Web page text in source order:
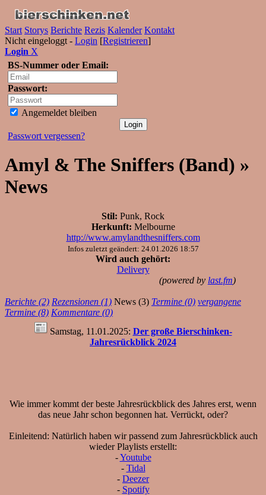
Start Storys Berichte Rezis Kalender Kontakt
Nicht eingeloggt - Login [Registrieren]
Login X
BS-Nummer oder Email:
Passwort:
Angemeldet bleiben
Passwort vergessen?
Amyl & The Sniffers (Band) »
News
Stil: Punk, Rock
Herkunft: Melbourne
http://www.amylandthesniffers.com
Infos zuletzt geändert: 24.01.2026 18:57
Wird auch gehört:
Delivery
(powered by last.fm)
Berichte (2) Rezensionen (1) News (3) Termine (0) vergangene
Termine (8) Kommentare (0)
Samstag, 11.01.2025: Der große Bierschinken-
Jahresrückblick 2024
Wie immer kommt der beste Jahresrückblick des Jahres erst, wenn
das neue Jahr schon begonnen hat. Verrückt, oder?
Einleitend: Natürlich haben wir passend zum Jahresrückblick auch
wieder Playlists erstellt:
-Youtube
- Tidal
- Deezer
- Spotify